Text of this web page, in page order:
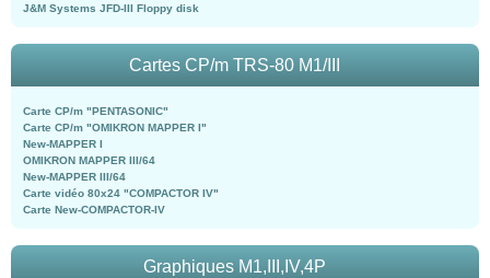
J&M Systems JFD-III Floppy disk
Cartes CP/m TRS-80 M1/III
Carte CP/m "PENTASONIC"
Carte CP/m "OMIKRON MAPPER I"
New-MAPPER I
OMIKRON MAPPER III/64
New-MAPPER III/64
Carte vidéo 80x24 "COMPACTOR IV"
Carte New-COMPACTOR-IV
Graphiques M1,III,IV,4P